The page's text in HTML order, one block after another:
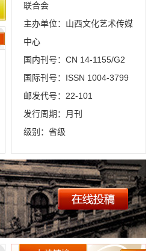
联合会
主办单位：山西文化艺术传媒
中心
国内刊号：CN 14-1155/G2
国际刊号：ISSN 1004-3799
邮发代号：22-101
发行周期：月刊
级别：省级